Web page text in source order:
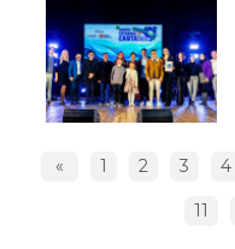
« 1 2 3 4
11